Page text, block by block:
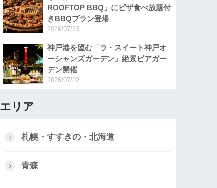
ROOFTOP BBQ」にピザ食べ放題付
きBBQプラン登場
2026/07/23
神戸港を望む「ラ・スイート神戸オ
ーシャンズガーデン」絶景ビアガー
デン開催
2026/07/22
エリア
札幌・すすきの・北海道
青森